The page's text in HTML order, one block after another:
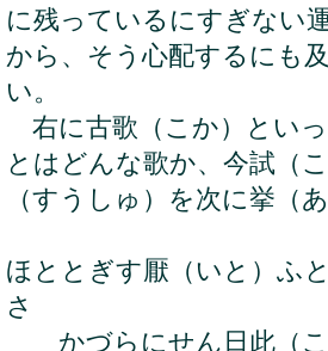
に残っているにすぎない
から、そう心配するにも
い。
右に古歌（こか）とい
とはどんな歌か、今試（
（すうしゅ）を次に挙（
ほととぎす厭（いと）ふ
さ
かづらにせん日此（こ